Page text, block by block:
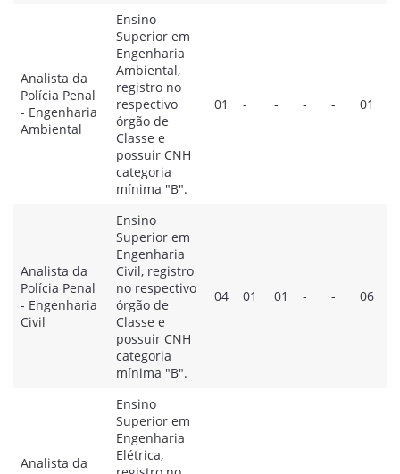
Analista da
Polícia Penal
- Engenharia
Ambiental
Ensino
Superior em
Engenharia
Ambiental,
registro no
respectivo
órgão de
Classe e
possuir CNH
categoria
mínima "B".
01 - - - - 01
Analista da
Polícia Penal
- Engenharia
Civil
Ensino
Superior em
Engenharia
Civil, registro
no respectivo
órgão de
Classe e
possuir CNH
categoria
mínima "B".
04 01 01 - - 06
Analista da
Ensino
Superior em
Engenharia
Elétrica,